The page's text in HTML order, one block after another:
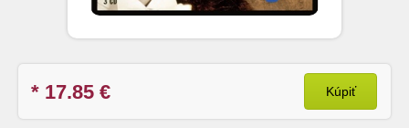
* 17.85 € Kúpiť